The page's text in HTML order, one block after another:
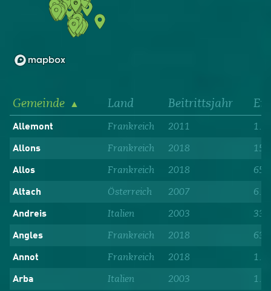
Gemeinde Land Beitrittsjahr
Allemont Frankreich 2011
Allons Frankreich 2018 152
Allos Frankreich 2018 650
Altach Österreich 2007
Andreis Italien 2003 330
Angles Frankreich 2018 63
Annot Frankreich 2018
Arba Italien 2003